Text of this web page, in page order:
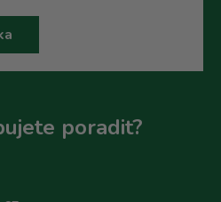
poradit?